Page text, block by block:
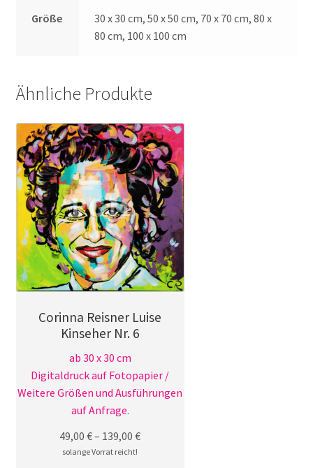
Größe
30 x 30 cm, 50 x 50 cm, 70 x 70 cm, 80 x
80 cm, 100 x 100 cm
Ähnliche Produkte
Corinna Reisner Luise
Kinseher Nr. 6
ab 30 x 30 cm
Digitaldruck auf Fotopapier /
Weitere Größen und Ausführungen
auf Anfrage.
49,00€– 139,00€
solange Vorrat reicht!